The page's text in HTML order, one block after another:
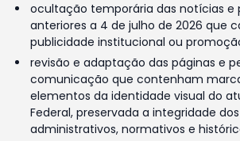
ocultação temporária das notícias e
anteriores a 4 de julho de 2026 que
publicidade institucional ou
revisão e adaptação das páginas e
comunicação que contenham
elementos da identidade visual do
Federal, preservada a integridade
administrativos, normativos e